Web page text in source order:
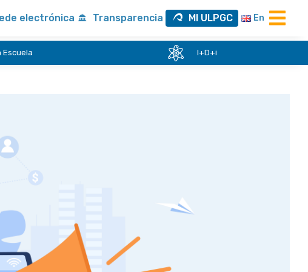
electrónica Transparencia MI ULPGC En
Escuela I+D+i